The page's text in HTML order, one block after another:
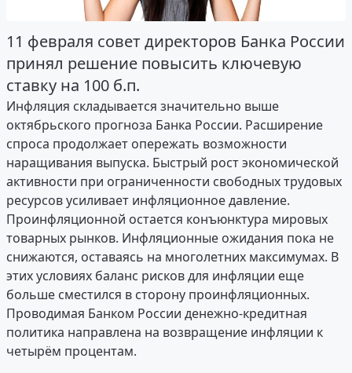
11 февраля совет директоров Банка России
принял решение повысить ключевую
ставку на 100 б.п.
Инфляция складывается значительно выше
октябрьского прогноза Банка России. Расширение
спроса продолжает опережать возможности
наращивания выпуска. Быстрый рост экономической
активности при ограниченности свободных трудовых
ресурсов усиливает инфляционное давление.
Проинфляционной остается конъюнктура мировых
товарных рынков. Инфляционные ожидания пока не
снижаются, оставаясь на многолетних максимумах. В
этих условиях баланс рисков для инфляции еще
больше сместился в сторону проинфляционных.
Проводимая Банком России денежно-кредитная
политика направлена на возвращение инфляции к
четырём процентам.